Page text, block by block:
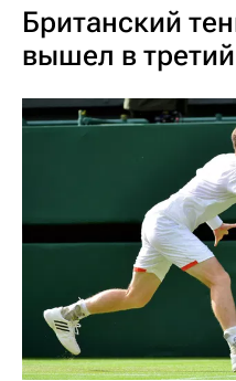
Британский
вышел в